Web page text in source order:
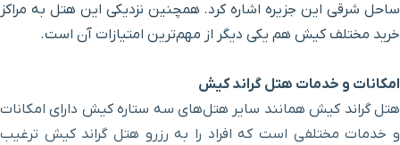
بازار دامون دریا 2
بازار مریم
ساحل شرقی این جزیره اشاره کرد. همچنین نزدیکی این هتل به مراکز
خرید مختلف کیش هم یکی دیگر از مهم‌ترین امتیازات آن است.
امکانات و خدمات هتل گراند کیش
هتل گراند کیش همانند سایر هتل‌های سه ستاره کیش دارای امکانات
و خدمات مختلفی است که افراد را به رزرو هتل گراند کیش ترغیب